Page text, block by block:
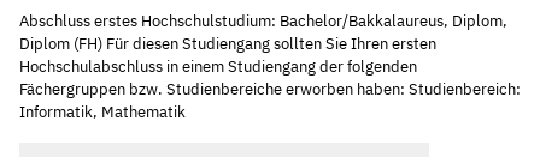
Abschluss erstes Hochschulstudium: Bachelor/Bakkalaureus, Diplom,
Diplom (FH) Für diesen Studiengang sollten Sie Ihren ersten
Hochschulabschluss in einem Studiengang der folgenden
Fächergruppen bzw. Studienbereiche erworben haben: Studienbereich:
Informatik, Mathematik